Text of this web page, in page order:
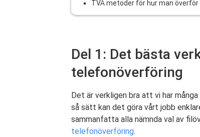
TVÅ metoder för hur man
Del 1: Det bästa
telefonöverföring
Det är verkligen bra att vi har
så sätt kan det göra vårt jobb
sammanfatta alla nämnda val av
telefonöverföring.